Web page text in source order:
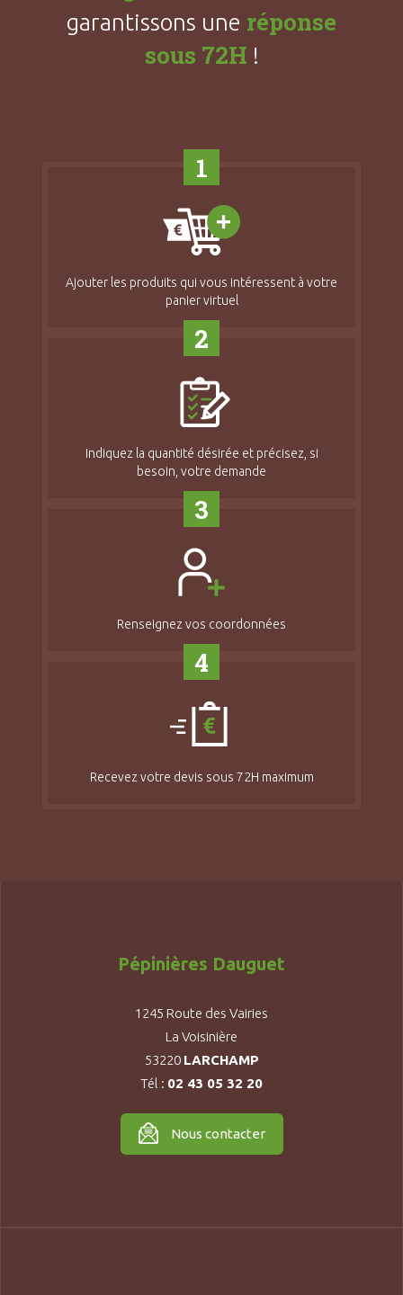
garantissons une réponse
sous 72H !
1
Ajouter les produits qui vous intéressent à votre
panier virtuel
2
Indiquez la quantité désirée et précisez, si
besoin, votre demande
3
Renseignez vos coordonnées
4
Recevez votre devis sous 72H maximum
Pépinières Dauguet
1245 Route des Vairies
La Voisinière
53220 LARCHAMP
Tél : 02 43 05 32 20
Nous contacter